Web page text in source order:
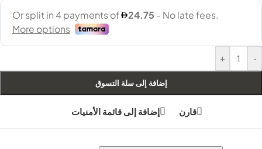
-
+
إضافة إلى سلة التسوق
قارن إضافة إلى قائمة الأمنيات